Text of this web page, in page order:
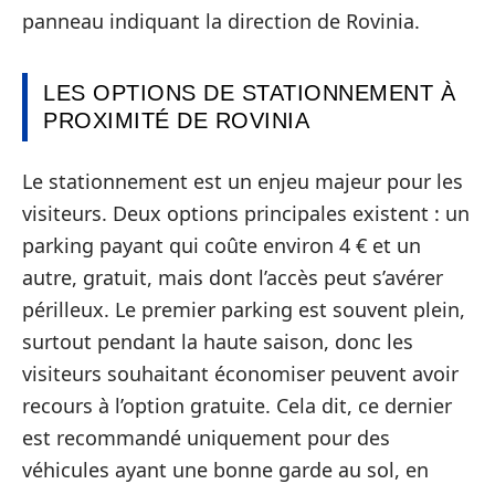
panneau indiquant la direction de Rovinia.
LES OPTIONS DE STATIONNEMENT À
PROXIMITÉ DE ROVINIA
Le stationnement est un enjeu majeur pour les
visiteurs. Deux options principales existent : un
parking payant qui coûte environ 4 € et un
autre, gratuit, mais dont l’accès peut s’avérer
périlleux. Le premier parking est souvent plein,
surtout pendant la haute saison, donc les
visiteurs souhaitant économiser peuvent avoir
recours à l’option gratuite. Cela dit, ce dernier
est recommandé uniquement pour des
véhicules ayant une bonne garde au sol, en